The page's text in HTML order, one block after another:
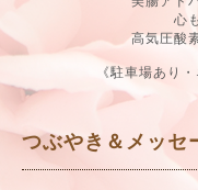
心
高気圧酸
《駐車場あり
つぶやき＆メッセ